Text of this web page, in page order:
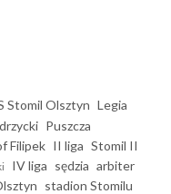
Stomil Olsztyn Legia
Puszcza
Filipek II liga Stomil II
IV liga sędzia arbiter
stadion Stomilu